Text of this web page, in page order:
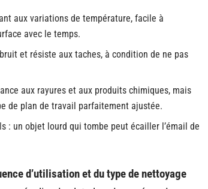
aux variations de température, facile à
avec le temps.
et résiste aux taches, à condition de ne pas
aux rayures et aux produits chimiques, mais
de plan de travail parfaitement ajustée.
: un objet lourd qui tombe peut écailler l’émail de
d’utilisation et du type de nettoyage